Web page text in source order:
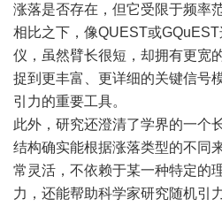
涨落是否存在，但它受限于频率范
相比之下，像QUEST或
仪，虽然臂长很短，却拥有更宽
捉到更丰富、更详细的关键信号
引力的重要工具。
此外，研究还澄清了学界的一个
结构确实能根据涨落类型的不同
常灵活，不依赖于某一种特定的
力，还能帮助科学家研究随机引